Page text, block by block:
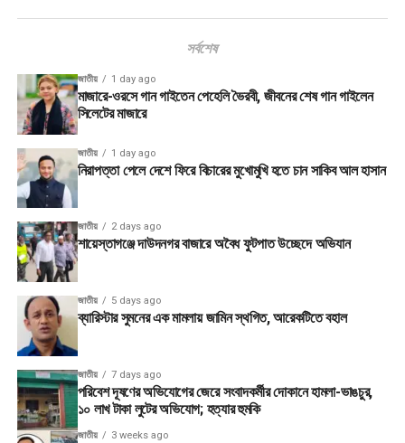
সর্বশেষ
জাতীয় 1 day ago
মাজারে-ওরসে গান গাইতেন পেহেলি ভৈরবী, জীবনের শেষ গান গাইলেন
সিলেটের মাজারে
জাতীয় 1 day ago
নিরাপত্তা পেলে দেশে ফিরে বিচারের মুখোমুখি হতে চান সাকিব আল হাসান
জাতীয় 2 days ago
শায়েস্তাগঞ্জে দাউদনগর বাজারে অবৈধ ফুটপাত উচ্ছেদে অভিযান
জাতীয় 5 days ago
ব্যারিস্টার সুমনের এক মামলায় জামিন স্থগিত, আরেকটিতে বহাল
জাতীয় 7 days ago
পরিবেশ দূষণের অভিযোগের জেরে সংবাদকর্মীর দোকানে হামলা-ভাঙচুর,
১০ লাখ টাকা লুটের অভিযোগ; হত্যার হুমকি
জাতীয় 3 weeks ago